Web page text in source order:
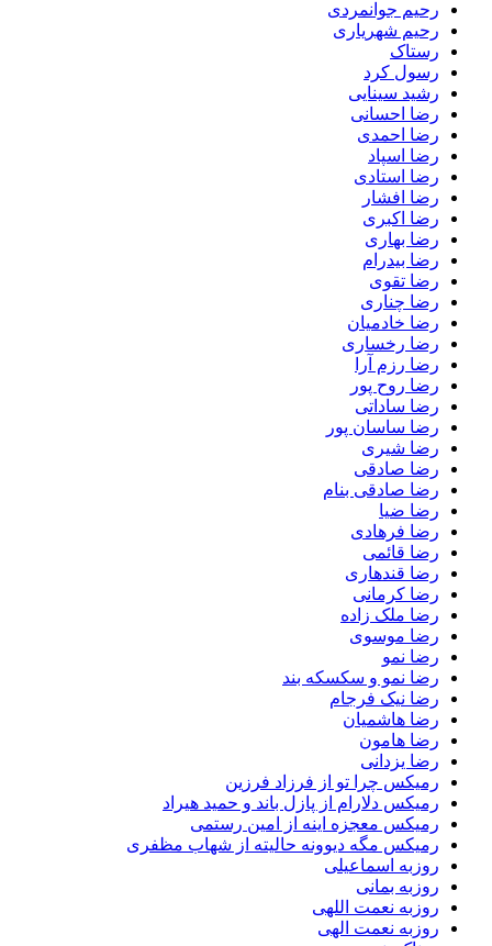
رحیم جوانمردی
رحیم شهریاری
رستاک
رسول کرد
رشید سینایی
رضا احسانی
رضا احمدی
رضا اسپاد
رضا استادی
رضا افشار
رضا اکبری
رضا بهاری
رضا بیدرام
رضا تقوی
رضا چناری
رضا خادمیان
رضا رخساری
رضا رزم آرا
رضا روح پور
رضا ساداتی
رضا ساسان پور
رضا شیری
رضا صادقی
رضا صادقی بنام
رضا ضیا
رضا فرهادی
رضا قائمی
رضا قندهاری
رضا کرمانی
رضا ملک زاده
رضا موسوی
رضا نمو
رضا نمو و سکسکه بند
رضا نیک فرجام
رضا هاشمیان
رضا هامون
رضا یزدانی
رمیکس چرا تو از فرزاد فرزین
رمیکس دلارام از پازل باند و حمید هیراد
رمیکس معجزه اینه از امین رستمی
رمیکس مگه دیوونه حالیته از شهاب مظفری
روزبه اسماعیلی
روزبه بمانی
روزبه نعمت اللهی
روزبه نعمت الهی